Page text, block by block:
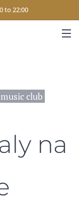
to 22:00
club
na